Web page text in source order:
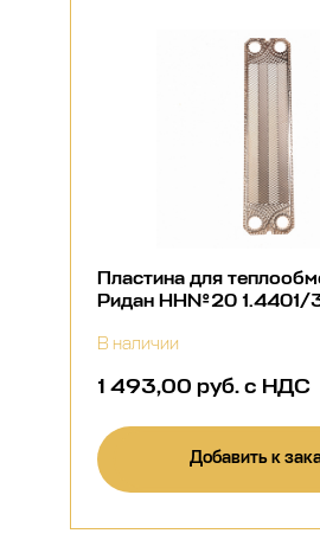
Пластина для
Ридан НН№20 1.4401/
В наличии
1 493,00 руб. с НДС
Добавить к